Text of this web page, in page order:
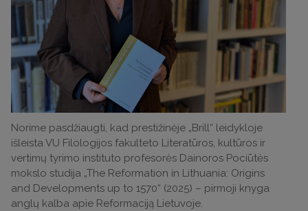
Norime pasdžiaugti, kad prestižinėje „Brill“ leidykloje
išleista VU Filologijos fakulteto Literatūros, kultūros ir
vertimų tyrimo instituto profesorės Dainoros Pociūtės
mokslo studija „The Reformation in Lithuania: Origins
and Developments up to 1570“ (2025) – pirmoji knyga
anglų kalba apie Reformaciją Lietuvoje.